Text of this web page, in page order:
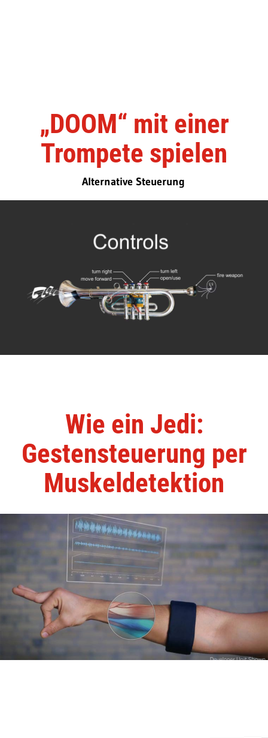
„DOOM“ mit einer
Trompete spielen
Alternative Steuerung
Wie ein Jedi:
Gestensteuerung per
Muskeldetektion